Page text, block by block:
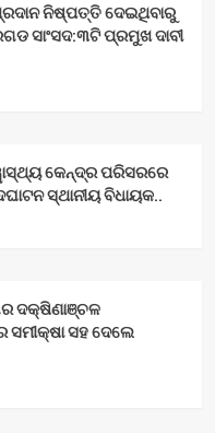
ନିଷ୍ପତ୍ତି ଦେଇଥିବାରୁ
ସାଂସଦ:୩ଟି ପ୍ରମୁଖ ଦାବୀ
କେନ୍ଦ୍ର ପରିସରରେ
ସ୍ଥାନୀୟ ବିଧାୟକ..
ଦକ୍ଷିଣାଞ୍ଚଳ
ସମୀକ୍ଷା ସହ ଦେଲେ